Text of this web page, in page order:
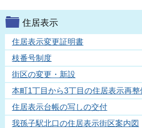
住居表示
住居表示変更証明書
枝番号制度
街区の変更・新設
本町1丁目から3丁目の住居表示再整
住居表示台帳の写しの交付
我孫子駅北口の住居表示街区案内図